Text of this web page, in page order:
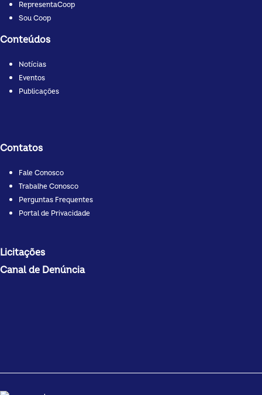
RepresentaCoop
Sou Coop
Conteúdos
Notícias
Eventos
Publicações
Contatos
Fale Conosco
Trabalhe Conosco
Perguntas Frequentes
Portal de Privacidade
Licitações
Canal de Denúncia